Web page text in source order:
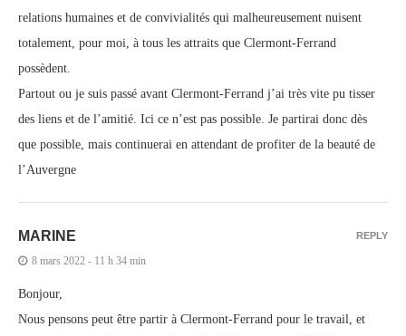
relations humaines et de convivialités qui malheureusement nuisent
totalement, pour moi, à tous les attraits que Clermont-Ferrand
possèdent.
Partout ou je suis passé avant Clermont-Ferrand j’ai très vite pu tisser
des liens et de l’amitié. Ici ce n’est pas possible. Je partirai donc dès
que possible, mais continuerai en attendant de profiter de la beauté de
l’Auvergne
MARINE
8 mars 2022 - 11 h 34 min
Bonjour,
Nous pensons peut être partir à Clermont-Ferrand pour le travail, et
REPLY